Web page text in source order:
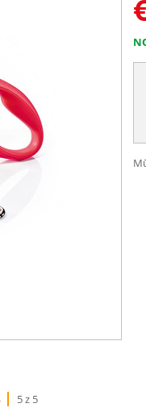
5 z 5